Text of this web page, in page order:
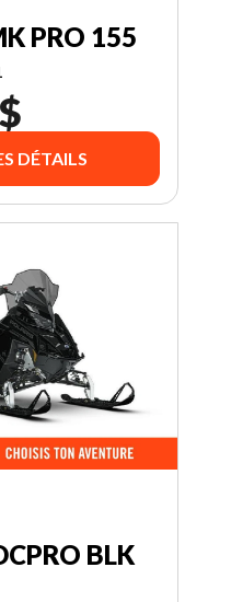
PRO 155
DÉTAILS
BLK